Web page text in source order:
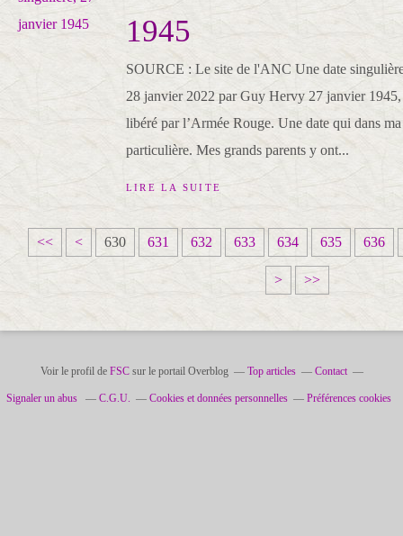
1945
SOURCE : Le site de l'ANC Une date
28 janvier 2022 par Guy Hervy 27 janvier
libéré par l’Armée Rouge. Une date qui dans
particulière. Mes grands parents y ont...
LIRE LA SUITE
<< <
6
6
6
630 631 632 633 634 635 636
> >>
Voir le profil de FSCsur le portail Overblog Top articles Contact
Signaler un abus C.G.U. Cookies et données personnelles Préférences cookies